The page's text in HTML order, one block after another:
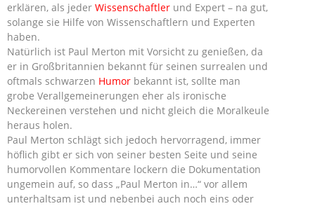
erklären, als jeder Wissenschaftler und Expert – na gut,
solange sie Hilfe von Wissenschaftlern und Experten
haben.
Natürlich ist Paul Merton mit Vorsicht zu genießen, da
er in Großbritannien bekannt für seinen surrealen und
oftmals schwarzen Humor bekannt ist, sollte man
grobe Verallgemeinerungen eher als ironische
Neckereinen verstehen und nicht gleich die Moralkeule
heraus holen.
Paul Merton schlägt sich jedoch hervorragend, immer
höflich gibt er sich von seiner besten Seite und seine
humorvollen Kommentare lockern die Dokumentation
ungemein auf, so dass „Paul Merton in…“ vor allem
unterhaltsam ist und nebenbei auch noch eins oder